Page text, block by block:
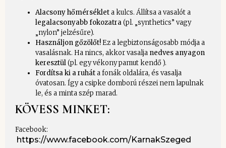
Alacsony hőmérsékleta kulcs. Állítsa a vasalót a
legalacsonyabb fokozatra(pl. „synthetics” vagy
„nylon” jelzésűre).
Használjon gőzölőt!Ez a legbiztonságosabb módja a
vasalásnak. Ha nincs, akkor vasalja nedves anyagon
keresztül(pl. egy vékony pamut kendő ).
Fordítsa ki a ruháta fonák oldalára, és vasalja
óvatosan. Így a csipke domború részei nem lapulnak
le, és a minta szép marad.
KÖVESS MINKET:
Facebook:
https://www.facebook.com/KarnakSzeged